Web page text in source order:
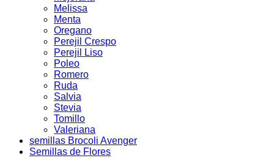
Melissa
Menta
Oregano
Perejil Crespo
Perejil Liso
Poleo
Romero
Ruda
Salvia
Stevia
Tomillo
Valeriana
semillas Brocoli Avenger
Semillas de Flores